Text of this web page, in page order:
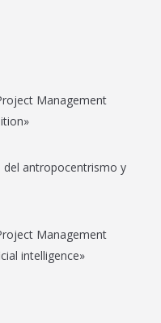
Management
del antropocentrismo y
Management
intelligence»